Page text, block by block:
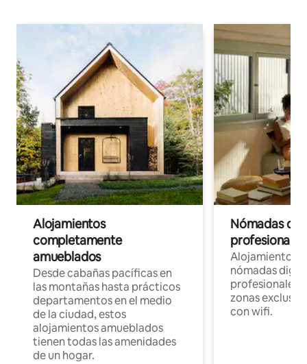
Alojamientos
completamente
amueblados
Desde cabañas pacíficas en
las montañas hasta prácticos
departamentos en el medio
de la ciudad, estos
alojamientos amueblados
tienen todas las amenidades
de un hogar.
Nómadas
Alojamientos
nómadas
profesionales
zonas
con wifi.